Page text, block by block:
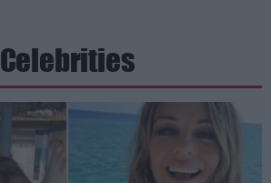
Celebrities